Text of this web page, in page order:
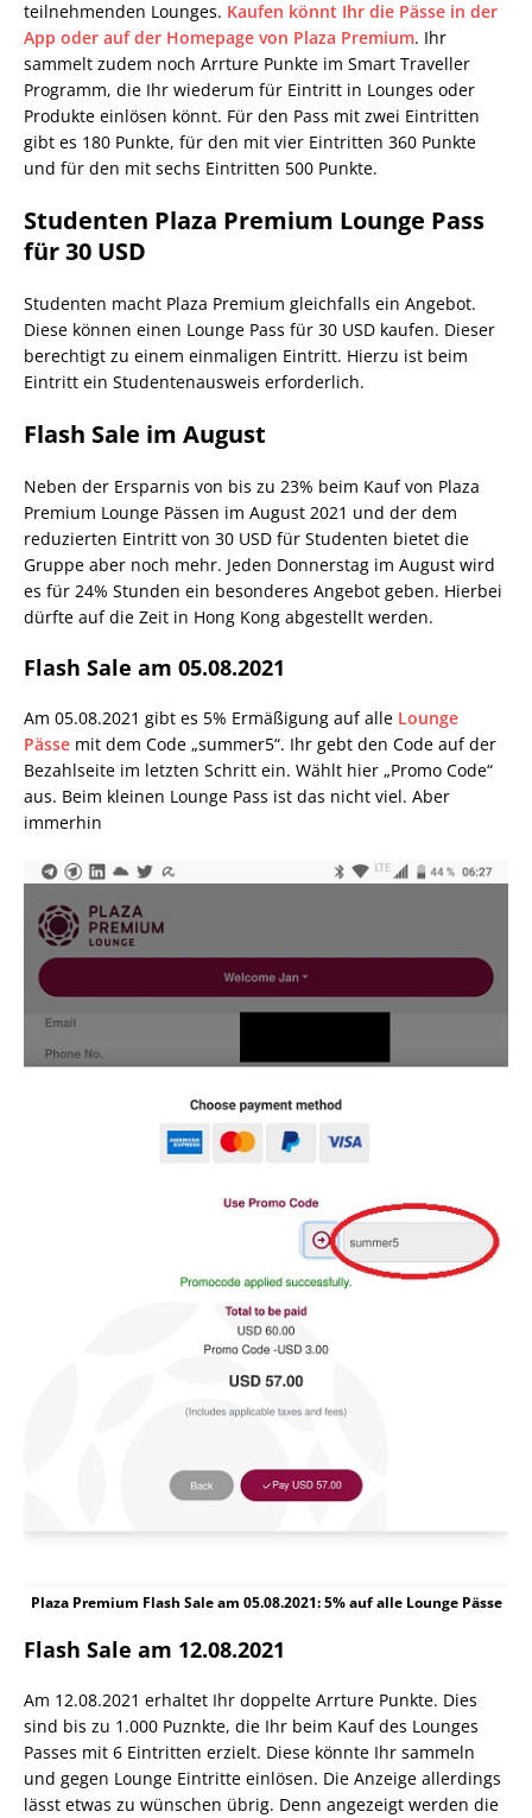
teilnehmenden Lounges. Kaufen könnt Ihr die Pässe in der
App oder auf der Homepage von Plaza Premium. Ihr
sammelt zudem noch Arrture Punkte im Smart Traveller
Programm, die Ihr wiederum für Eintritt in Lounges oder
Produkte einlösen könnt. Für den Pass mit zwei Eintritten
gibt es 180 Punkte, für den mit vier Eintritten 360 Punkte
und für den mit sechs Eintritten 500 Punkte.
Studenten Plaza Premium Lounge Pass
für 30 USD
Studenten macht Plaza Premium gleichfalls ein Angebot.
Diese können einen Lounge Pass für 30 USD kaufen. Dieser
berechtigt zu einem einmaligen Eintritt. Hierzu ist beim
Eintritt ein Studentenausweis erforderlich.
Flash Sale im August
Neben der Ersparnis von bis zu 23% beim Kauf von Plaza
Premium Lounge Pässen im August 2021 und der dem
reduzierten Eintritt von 30 USD für Studenten bietet die
Gruppe aber noch mehr. Jeden Donnerstag im August wird
es für 24% Stunden ein besonderes Angebot geben. Hierbei
dürfte auf die Zeit in Hong Kong abgestellt werden.
Flash Sale am 05.08.2021
Am 05.08.2021 gibt es 5% Ermäßigung auf alle Lounge
Pässe mit dem Code „summer5“. Ihr gebt den Code auf der
Bezahlseite im letzten Schritt ein. Wählt hier „Promo Code“
aus. Beim kleinen Lounge Pass ist das nicht viel. Aber
immerhin
Plaza Premium Flash Sale am 05.08.2021: 5% auf alle Lounge Pässe
Flash Sale am 12.08.2021
Am 12.08.2021 erhaltet Ihr doppelte Arrture Punkte. Dies
sind bis zu 1.000 Puznkte, die Ihr beim Kauf des Lounges
Passes mit 6 Eintritten erzielt. Diese könnte Ihr sammeln
und gegen Lounge Eintritte einlösen. Die Anzeige allerdings
lässt etwas zu wünschen übrig. Denn angezeigt werden die